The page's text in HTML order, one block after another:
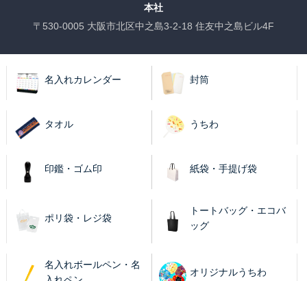
本社
〒530-0005 大阪市北区中之島3-2-18 住友中之島ビル4F
名入れカレンダー 封筒
タオル うちわ
印鑑・ゴム印 紙袋・手提げ袋
ポリ袋・レジ袋
トートバッグ・エコバ
ッグ
名入れボールペン・名
オリジナルうちわ